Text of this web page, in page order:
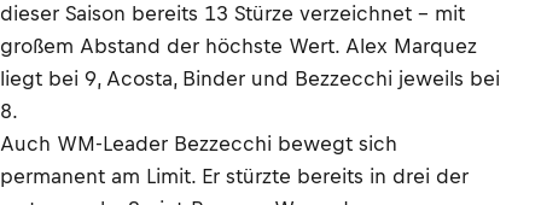
dieser Saison bereits 13 Stürze verzeichnet – mit
großem Abstand der höchste Wert. Alex Marquez
liegt bei 9, Acosta, Binder und Bezzecchi jeweils bei
8.
Auch WM-Leader Bezzecchi bewegt sich
permanent am Limit. Er stürzte bereits in drei der